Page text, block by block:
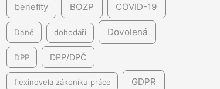
benefity BOZP COVID-19
Daně dohodáři Dovolená
DPP DPP/DPČ
flexinovela zákoníku práce GDPR